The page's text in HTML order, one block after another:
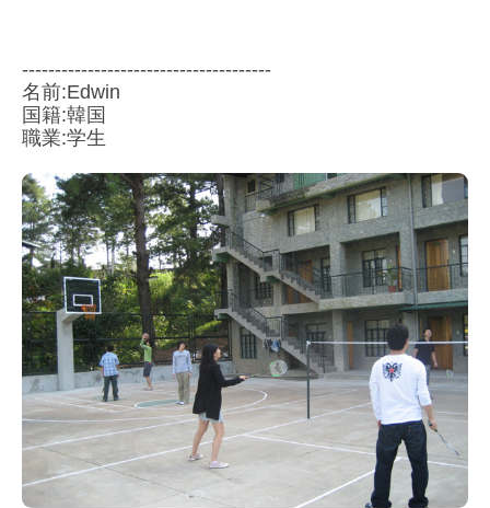
--------------------------------------
名前:Edwin
国籍:韓国
職業:学生